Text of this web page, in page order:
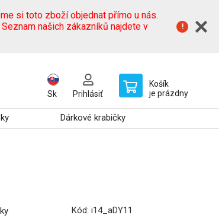
si toto zboží objednat přímo u nás.
našich zákazníků najdete v
Sk Prihlásiť
Košík
je prázdny
Dárkové krabičky
Kód: i14_aDY11